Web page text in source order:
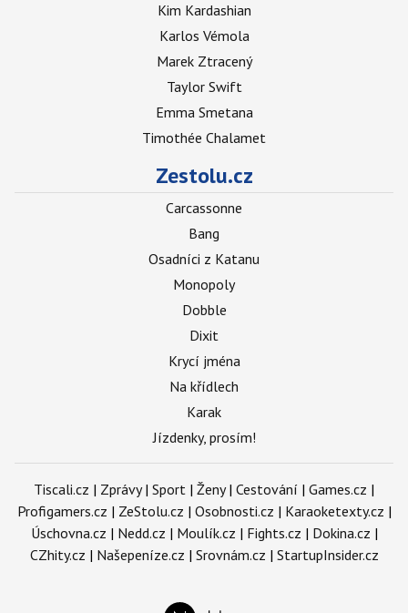
Kim Kardashian
Karlos Vémola
Marek Ztracený
Taylor Swift
Emma Smetana
Timothée Chalamet
Zestolu.cz
Carcassonne
Bang
Osadníci z Katanu
Monopoly
Dobble
Dixit
Krycí jména
Na křídlech
Karak
Jízdenky, prosím!
Tiscali.cz | Zprávy| Sport | Ženy| Cestování | Games.cz |
Profigamers.cz | ZeStolu.cz | Osobnosti.cz | Karaoketexty.cz |
Úschovna.cz | Nedd.cz | Moulík.cz | Fights.cz | Dokina.cz |
CZhity.cz | Našepeníze.cz | Srovnám.cz | StartupInsider.cz